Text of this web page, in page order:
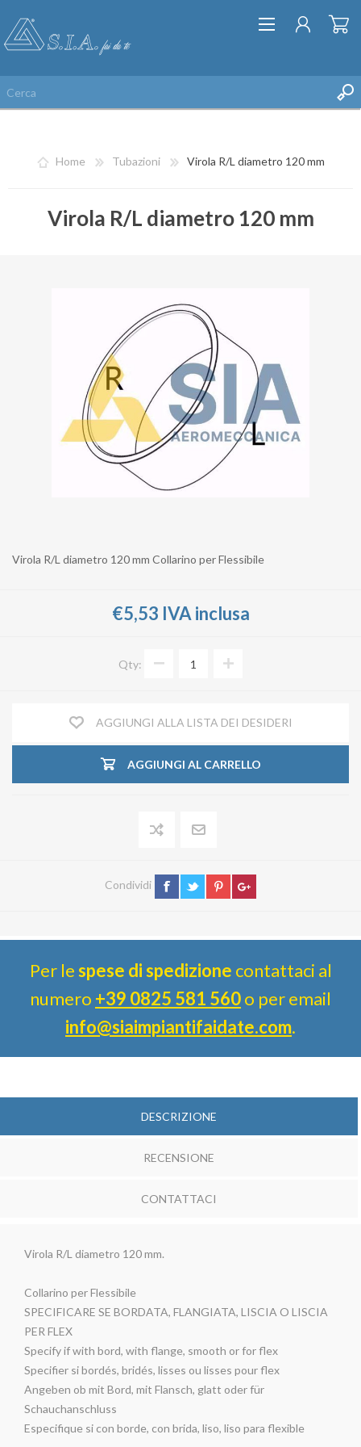
Home Tubazioni Virola R/L diametro 120 mm
Virola R/L diametro 120 mm
Virola R/L diametro 120 mm Collarino per Flessibile
€5,53 IVA inclusa
Qty:
AGGIUNGI ALLA LISTA DEI DESIDERI
AGGIUNGI AL CARRELLO
Condividi
Per lespese di spedizione contattaci al
numero +39 0825 581 560o per email
info@siaimpiantifaidate.com.
DESCRIZIONE
RECENSIONE
CONTATTACI
Virola R/L diametro 120 mm.
Collarino per Flessibile
SPECIFICARE SE BORDATA, FLANGIATA, LISCIA O LISCIA
PER FLEX
Specify if with bord, with flange, smooth or for flex
Specifier si bordés, bridés, lisses ou lisses pour flex
Angeben ob mit Bord, mit Flansch, glatt oder für
Schauchanschluss
Especifique si con borde, con brida, liso, liso para flexible